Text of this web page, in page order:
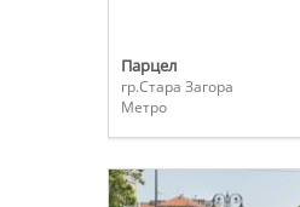
Парцел
гр.Стара Загора
Метро